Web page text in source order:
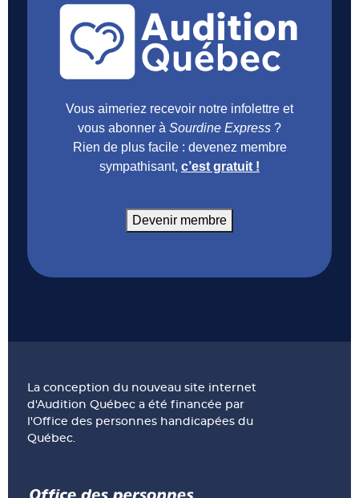
Vous aimeriez recevoir notre infolettre et
vous abonner à Sourdine Express ?
Rien de plus facile : devenez membre
sympathisant, c’est gratuit !
Devenir membre
La conception du nouveau site internet
d'Audition Québec a été financée par
l'Office des personnes handicapées du
Québec.